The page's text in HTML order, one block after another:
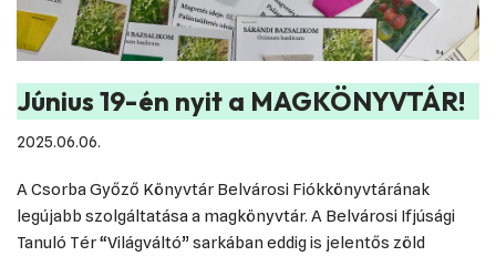
Június 19-én nyit a MAGKÖNYVTÁR!
2025.06.06.
A Csorba Győző Könyvtár Belvárosi Fiókkönyvtárának
legújabb szolgáltatása a magkönyvtár. A Belvárosi Ifjúsági
Tanuló Tér “Világváltó” sarkában eddig is jelentős zöld